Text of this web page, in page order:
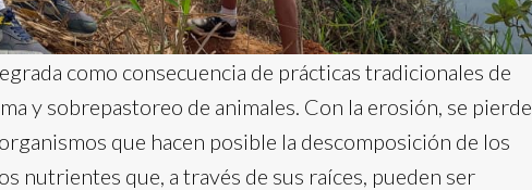
como consecuencia de prácticas tradicionales de
y sobrepastoreo de animales. Con la erosión, se pierde
que hacen posible la descomposición de los
nutrientes que, a través de sus raíces, pueden ser